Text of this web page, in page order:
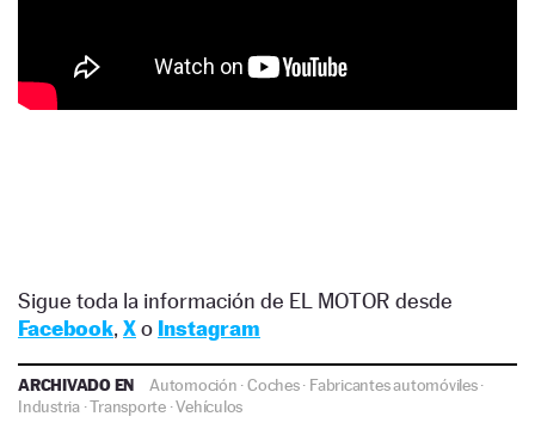
Sigue toda la información de EL MOTOR desde
Facebook, Xo Instagram
ARCHIVADO EN Automoción ·Coches· Fabricantes automóviles·
Industria·Transporte·Vehículos